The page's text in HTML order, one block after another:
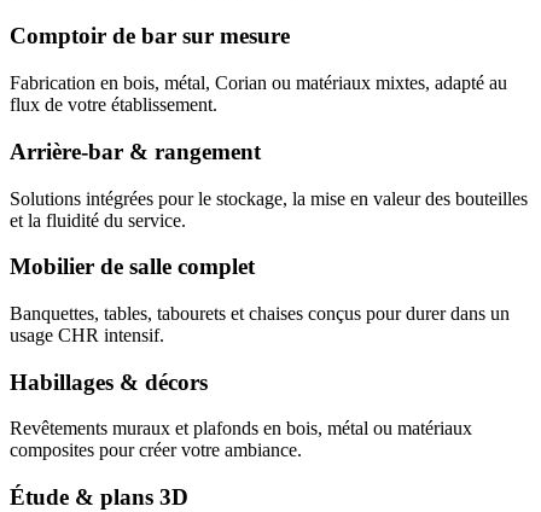
Comptoir de bar sur mesure
Fabrication en bois, métal, Corian ou matériaux mixtes, adapté au
flux de votre établissement.
Arrière-bar & rangement
Solutions intégrées pour le stockage, la mise en valeur des bouteilles
et la fluidité du service.
Mobilier de salle complet
Banquettes, tables, tabourets et chaises conçus pour durer dans un
usage CHR intensif.
Habillages & décors
Revêtements muraux et plafonds en bois, métal ou matériaux
composites pour créer votre ambiance.
Étude & plans 3D